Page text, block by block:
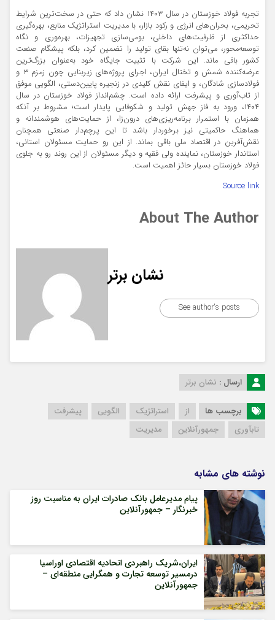
تجربه فولاد خوزستان در سال ۱۴۰۳ نشان داد که حتی در سخت‌ترین شرایط
تحریمی، بحران‌های انرژی و رکود بازار، با مدیریت استراتژیک منابع، بهره‌گیری
حداکثری از ظرفیت‌های داخلی، بومی‌سازی تجهیزات، بهره‌وری و نگاه
توسعه‌محور، می‌توان نه‌تنها بقای تولید را تضمین کرد، بلکه پیشگام صنعت
کشور باقی ماند. این شرکت با تثبیت جایگاه خود به‌عنوان بزرگ‌ترین
عرضه‌کننده شمش و تختال ایران، اجرای پروژه‌های زیربنایی چون زمزم ۳ و
فولادسازی شادگان، و ایفای نقش کلیدی در زنجیره پایین‌دستی، الگویی موفق
از تاب‌آوری و پیشرفت ارائه داده است. چشم‌انداز فولاد خوزستان در سال
۱۴۰۴، ورود به فاز جهش تولید و شکوفایی پایدار است؛ مشروط بر آنکه
همزمان با استمرار برنامه‌ریزی‌های درون‌زا، از حمایت‌های هوشمندانه و
هماهنگ حاکمیتی نیز برخوردار باشد تا این پرچم‌دار صنعتی همچنان
نقش‌آفرین در اقتصاد ملی باقی بماند. از این رو حمایت مسئولان استانی،
استاندار خوزستان، نماینده ولی فقیه و دیگر مسئولان از این روند رو به جلوی
فولاد خوزستان بسیار حائز اهمیت است.
Source link
About The Author
نشان برتر
See author's posts
ارسال : نشان برتر
برچسب ها از استراتژیک الگویی
پیشرفت
تابآوری
جمهورآنلاین مدیریت
نوشته های مشابه
پیام مدیرعامل بانک صادرات ایران به مناسبت روز
خبرنگار – جمهورآنلاین
ایران،شریک راهبردی اتحادیه اقتصادی اوراسیا
درمسیر توسعه تجارت و همگرایی منطقه‌ای –
جمهورآنلاین